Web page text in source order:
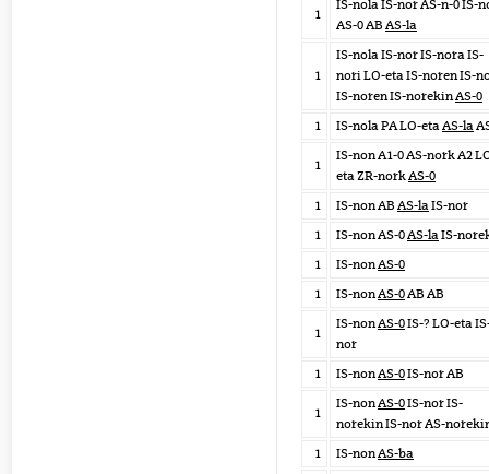
1
IS-nola IS-nor AS-n-0 IS-
AS-0 AB AS-la
1
IS-nola IS-nor IS-nora IS-
nori LO-eta IS-noren IS-
IS-noren IS-norekinAS-0
1
IS-nola PA LO-etaAS-la
1
IS-non A1-0 AS-nork A2
eta ZR-norkAS-0
1
IS-non AB AS-laIS-nor
1
IS-non AS-0AS-laIS-
1
IS-nonAS-0
1
IS-nonAS-0AB AB
1
IS-nonAS-0IS-? LO-eta
nor
1
IS-nonAS-0IS-nor AB
1
IS-nonAS-0IS-nor IS-
norekin IS-nor AS-
1
IS-nonAS-ba